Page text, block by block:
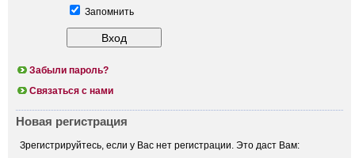
Запомнить
Забыли пароль?
Связаться с нами
Новая регистрация
Зрегистрируйтесь, если у Вас нет регистрации. Это даст Вам: